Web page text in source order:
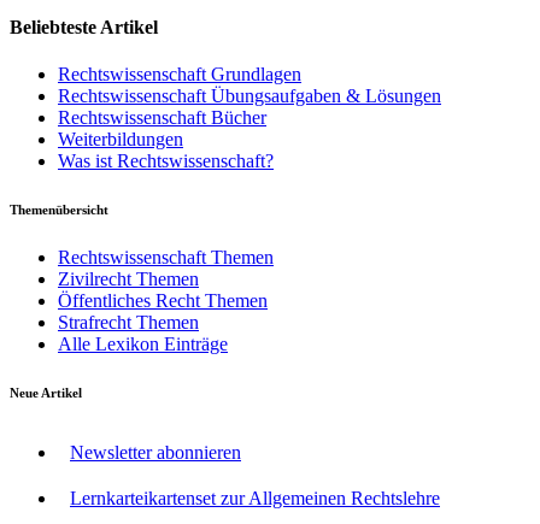
Beliebteste Artikel
Rechtswissenschaft Grundlagen
Rechtswissenschaft Übungsaufgaben & Lösungen
Rechtswissenschaft Bücher
Weiterbildungen
Was ist Rechtswissenschaft?
Themenübersicht
Rechtswissenschaft Themen
Zivilrecht Themen
Öffentliches Recht Themen
Strafrecht Themen
Alle Lexikon Einträge
Neue Artikel
Newsletter abonnieren
Lernkarteikartenset zur Allgemeinen Rechtslehre